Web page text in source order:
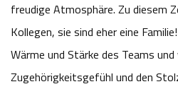
freudige Atmosphäre. Zu diesem
Kollegen, sie sind eher eine
Wärme und Stärke des Teams
Zugehörigkeitsgefühl und den